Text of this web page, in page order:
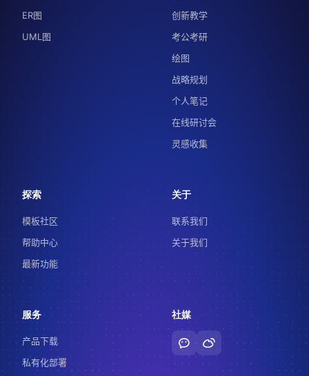
ER图
UML图
创新教学
考公考研
绘图
战略规划
个人笔记
在线研讨会
灵感收集
探索
模板社区
帮助中心
最新功能
关于
联系我们
关于我们
服务
产品下载
私有化部署
社媒